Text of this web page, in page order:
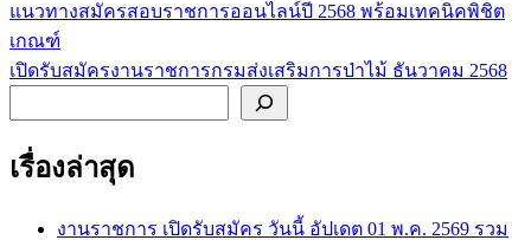
แนะแนว
เรื่อง
แนวทางสมัครสอบราชการออนไลน์ปี 2568 พร้อมเทคนิคพิชิต
เกณฑ์
เปิดรับสมัครงานราชการกรมส่งเสริมการป่าไม้ ธันวาคม 2568
เรื่องล่าสุด
งานราชการ เปิดรับสมัคร วันนี้ อัปเดต 01 พ.ค. 2569 รวม